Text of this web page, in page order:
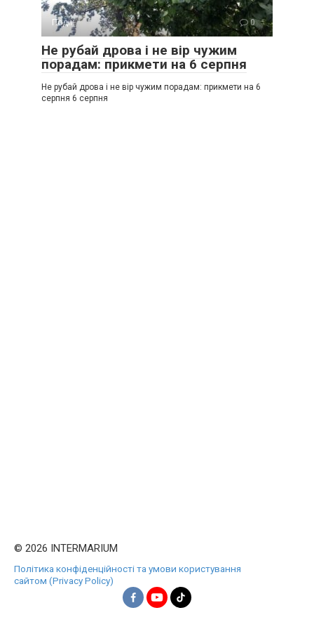
Події 0
Не рубай дрова і не вір чужим
порадам: прикмети на 6 серпня
Не рубай дрова і не вір чужим порадам: прикмети на 6
серпня 6 серпня
© 2026 INTERMARIUM
Політика конфіденційності та умови користування
сайтом (Privacy Policy)